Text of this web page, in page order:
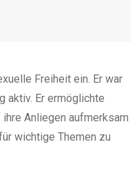
Freiheit ein. Er war
aktiv. Er ermöglichte
Anliegen aufmerksam
wichtige Themen zu